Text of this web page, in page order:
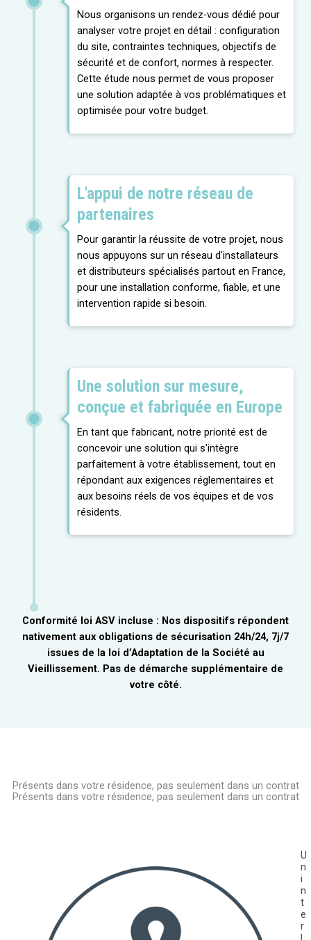
Nous organisons un rendez-vous dédié pour
analyser votre projet en détail : configuration
du site, contraintes techniques, objectifs de
sécurité et de confort, normes à respecter.
Cette étude nous permet de vous proposer
une solution adaptée à vos problématiques et
optimisée pour votre budget.
L'appui de notre réseau de
partenaires
Pour garantir la réussite de votre projet, nous
nous appuyons sur un réseau d'installateurs
et distributeurs spécialisés partout en France,
pour une installation conforme, fiable, et une
intervention rapide si besoin.
Une solution sur mesure,
conçue et fabriquée en Europe
En tant que fabricant, notre priorité est de
concevoir une solution qui s'intègre
parfaitement à votre établissement, tout en
répondant aux exigences réglementaires et
aux besoins réels de vos équipes et de vos
résidents.
Conformité loi ASV incluse : Nos dispositifs répondent
nativement aux obligations de sécurisation 24h/24, 7j/7
issues de la loi d’Adaptation de la Société au
Vieillissement. Pas de démarche supplémentaire de
votre côté.
Présents dans votre résidence, pas seulement dans un contrat
Présents dans votre résidence, pas seulement dans un contrat
U
n
i
n
t
e
r